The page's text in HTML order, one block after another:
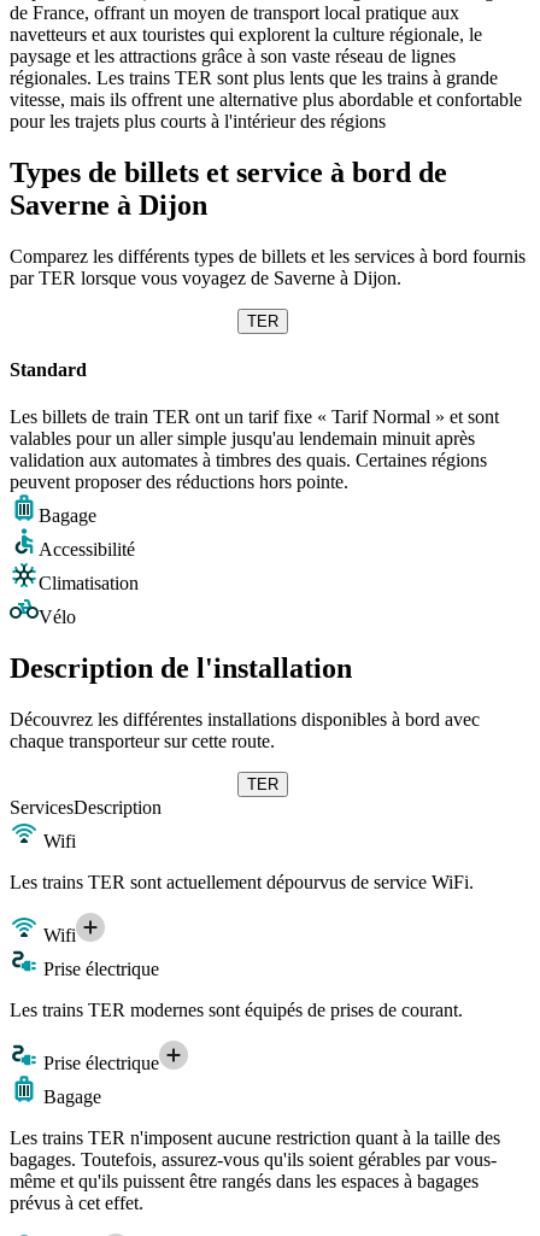
de France, offrant un moyen de transport local pratique aux
navetteurs et aux touristes qui explorent la culture régionale, le
paysage et les attractions grâce à son vaste réseau de lignes
régionales. Les trains TER sont plus lents que les trains à grande
vitesse, mais ils offrent une alternative plus abordable et confortable
pour les trajets plus courts à l'intérieur des régions
Types de billets et service à bord de
Saverne à Dijon
Comparez les différents types de billets et les services à bord fournis
par TER lorsque vous voyagez de Saverne à Dijon.
TER
Standard
Les billets de train TER ont un tarif fixe « Tarif Normal » et sont
valables pour un aller simple jusqu'au lendemain minuit après
validation aux automates à timbres des quais. Certaines régions
peuvent proposer des réductions hors pointe.
Bagage
Accessibilité
Climatisation
Vélo
Description de l'installation
Découvrez les différentes installations disponibles à bord avec
chaque transporteur sur cette route.
TER
ServicesDescription
Wifi
Les trains TER sont actuellement dépourvus de service WiFi.
Wifi
Prise électrique
Les trains TER modernes sont équipés de prises de courant.
Prise électrique
Bagage
Les trains TER n'imposent aucune restriction quant à la taille des
bagages. Toutefois, assurez-vous qu'ils soient gérables par vous-
même et qu'ils puissent être rangés dans les espaces à bagages
prévus à cet effet.